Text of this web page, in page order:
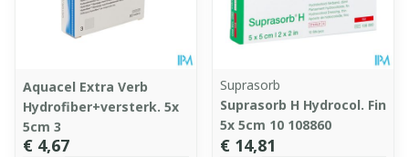
Aquacel Extra Verb
Hydrofiber+versterk. 5x
5cm 3
€ 4,67
Suprasorb
Suprasorb H Hydrocol. Fin
5x 5cm 10 108860
€ 14,81